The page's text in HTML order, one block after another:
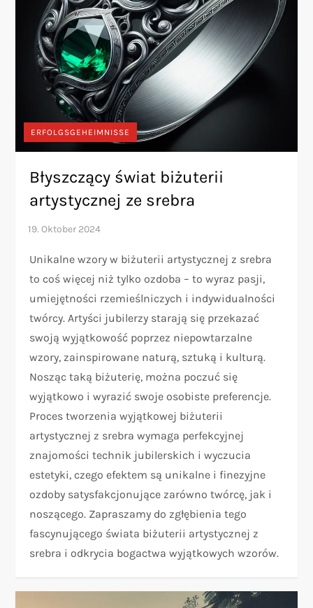
ERFOLGSGEHEIMNISSE
Błyszczący świat biżuterii
artystycznej ze srebra
Unikalne wzory w biżuterii artystycznej z srebra
to coś więcej niż tylko ozdoba – to wyraz pasji,
umiejętności rzemieślniczych i indywidualności
twórcy. Artyści jubilerzy starają się przekazać
swoją wyjątkowość poprzez niepowtarzalne
wzory, zainspirowane naturą, sztuką i kulturą.
Nosząc taką biżuterię, można poczuć się
wyjątkowo i wyrazić swoje osobiste preferencje.
Proces tworzenia wyjątkowej biżuterii
artystycznej z srebra wymaga perfekcyjnej
znajomości technik jubilerskich i wyczucia
estetyki, czego efektem są unikalne i finezyjne
ozdoby satysfakcjonujące zarówno twórcę, jak i
noszącego. Zapraszamy do zgłębienia tego
fascynującego świata biżuterii artystycznej z
srebra i odkrycia bogactwa wyjątkowych wzorów.